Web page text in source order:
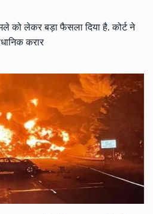
को लेकर बड़ा फैसला दिया है. कोर्ट ने
करार